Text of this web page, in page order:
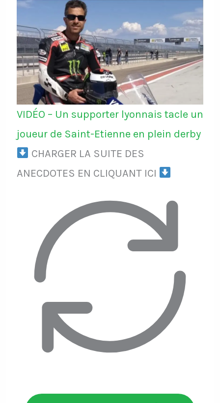
VIDÉO – Un supporter lyonnais tacle un
joueur de Saint-Etienne en plein derby
CHARGER LA SUITE DES
ANECDOTES EN CLIQUANT ICI